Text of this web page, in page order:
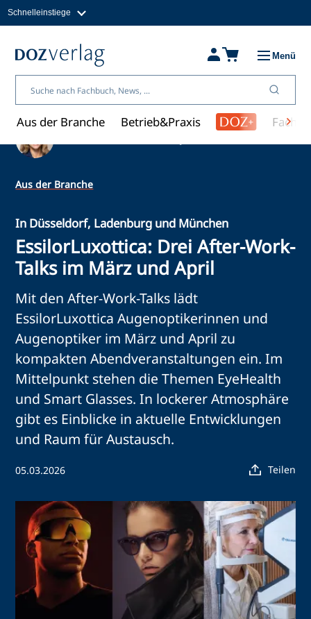
Inhalt
Schnelleinstiege
Fachbücher & Shop
Über uns
Menü
Aus der Branche Betrieb&Praxis
Aus der Branche
In Düsseldorf, Ladenburg und München
EssilorLuxottica: Drei After-Work-
Talks im März und April
Mit den After-Work-Talks lädt
EssilorLuxottica Augenoptikerinnen und
Augenoptiker im März und April zu
kompakten Abendveranstaltungen ein. Im
Mittelpunkt stehen die Themen EyeHealth
und Smart Glasses. In lockerer Atmosphäre
gibt es Einblicke in aktuelle Entwicklungen
und Raum für Austausch.
05.03.2026 Teilen